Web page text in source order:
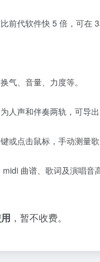
前代软件快 5 倍，可在 3
气、音量、力度等。
人声和伴奏两轨，可导出
或点击鼠标，手动测量
曲谱、歌词及演唱音
，暂不收费。